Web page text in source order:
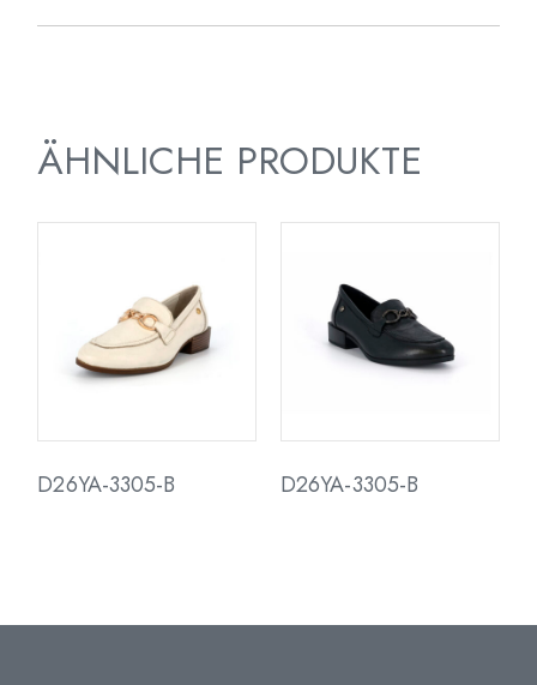
ÄHNLICHE PRODUKTE
D26YA-3305-B D26YA-3305-B